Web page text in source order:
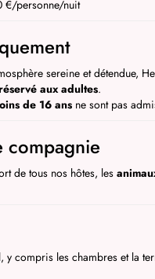
€/personne/nuit
sereine et détendue,
aux adultes.
de 16 ans ne sont pas
compagnie
de tous nos hôtes, les
y compris les chambres et la